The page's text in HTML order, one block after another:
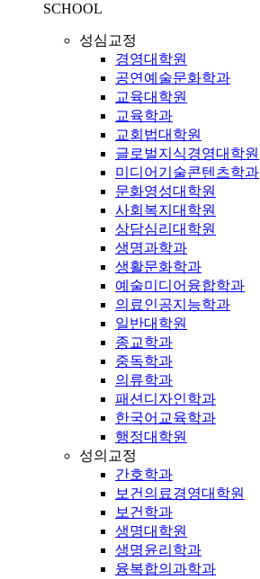
SCHOOL
성심교정
경영대학원
공연예술문화학과
교육대학원
교육학과
교회법대학원
글로벌지식경영대학원
미디어기술콘텐츠학과
문화영성대학원
사회복지대학원
상담심리대학원
생명과학과
생활문화학과
예술미디어융합학과
의료인공지능학과
일반대학원
종교학과
중독학과
의류학과
패션디자인학과
한국어교육학과
행정대학원
성의교정
간호학과
보건의료경영대학원
보건학과
생명대학원
생명윤리학과
융복합의과학과